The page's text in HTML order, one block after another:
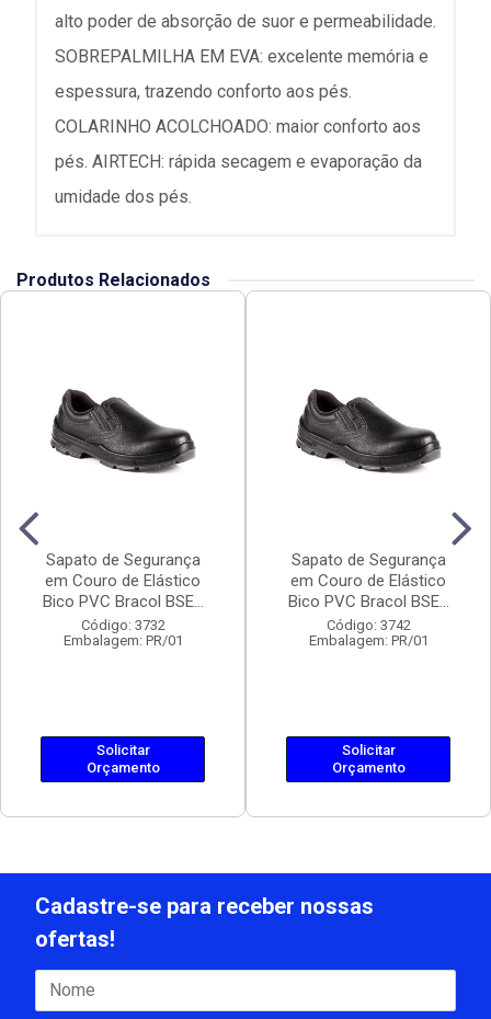
alto poder de absorção de suor e permeabilidade.
SOBREPALMILHA EM EVA: excelente memória e
espessura, trazendo conforto aos pés.
COLARINHO ACOLCHOADO: maior conforto aos
pés. AIRTECH: rápida secagem e evaporação da
umidade dos pés.
Produtos Relacionados
Sapato de Segurança
em Couro de Elástico
Bico PVC Bracol BSE...
Código: 3732
Embalagem: PR/01
Solicitar
Orçamento
Sapato de Segurança
em Couro de Elástico
Bico PVC Bracol BSE...
Código: 3742
Embalagem: PR/01
Solicitar
Orçamento
Cadastre-se para receber nossas
ofertas!